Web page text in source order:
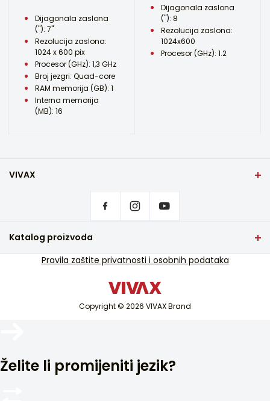
Dijagonala zaslona
("): 7"
Rezolucija zaslona:
1024 x 600 pix
Procesor (GHz): 1,3 GHz
Broj jezgri: Quad-core
RAM memorija (GB): 1
Interna memorija
(MB): 16
Dijagonala zaslona
("): 8
Rezolucija zaslona:
1024x600
Procesor (GHz): 1.2
VIVAX
Česta pitanja
Servisna podrška u jamstvu
Katalog proizvoda
TV i audio
Copyright © 2026 VIVAX Brand
Pravila zaštite privatnosti i osobnih podataka
Želite li promijeniti jezik?